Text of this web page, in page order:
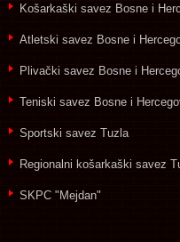
Košarkaški savez Bosne i
Atletski savez Bosne i
Plivački savez Bosne i
Teniski savez Bosne i
Sportski savez Tuzla
Regionalni košarkaški savez
SKPC "Mejdan"